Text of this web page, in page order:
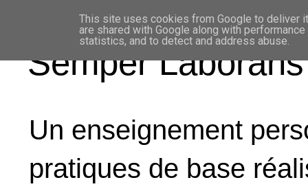
Semper Laborans
Un enseignement
pratiques de base
This site uses cookies from Google to deliver
are shared with Google along with
statistics, and to detect and address abuse.